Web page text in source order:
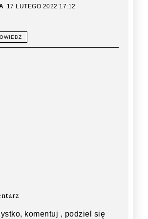
17 LUTEGO 2022 17:12
komentuj , podziel się